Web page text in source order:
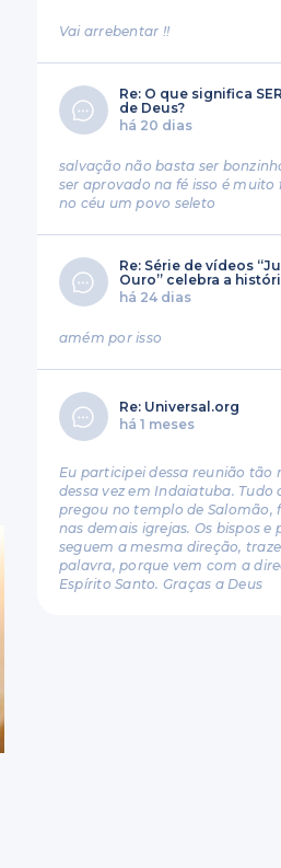
Vai arrebentar !!
Re: O que significa
de Deus?
há 20 dias
salvação não basta ser
ser aprovado na fé isso é muito
no céu um povo seleto
Re: Série de vídeos
Ouro” celebra a
há 24 dias
amém por isso
Re: Universal.org
há 1 meses
Eu participei dessa reunião tão
dessa vez em Indaiatuba. Tudo
pregou no templo de Salomão,
nas demais igrejas. Os bispos e
seguem a mesma direção,
palavra, porque vem com a
Espírito Santo. Graças a Deus